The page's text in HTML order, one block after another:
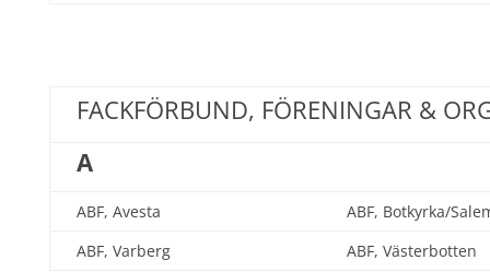
FACKFÖRBUND, FÖRENINGAR &
A
ABF, Avesta
ABF, Botkyrka/
ABF, Varberg
ABF, Västerbotten